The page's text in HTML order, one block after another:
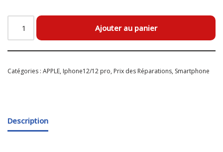
Ajouter au panier
Catégories : APPLE, Iphone12/12 pro, Prix des Réparations, Smartphone
Description